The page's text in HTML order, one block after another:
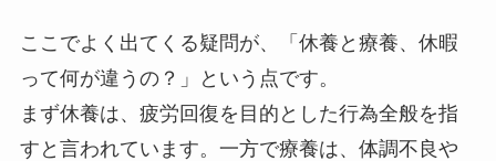
ここでよく出てくる疑問が、「休養と療養、休暇
って何が違うの？」という点です。
まず休養は、疲労回復を目的とした行為全般を指
すと言われています。一方で療養は、体調不良や